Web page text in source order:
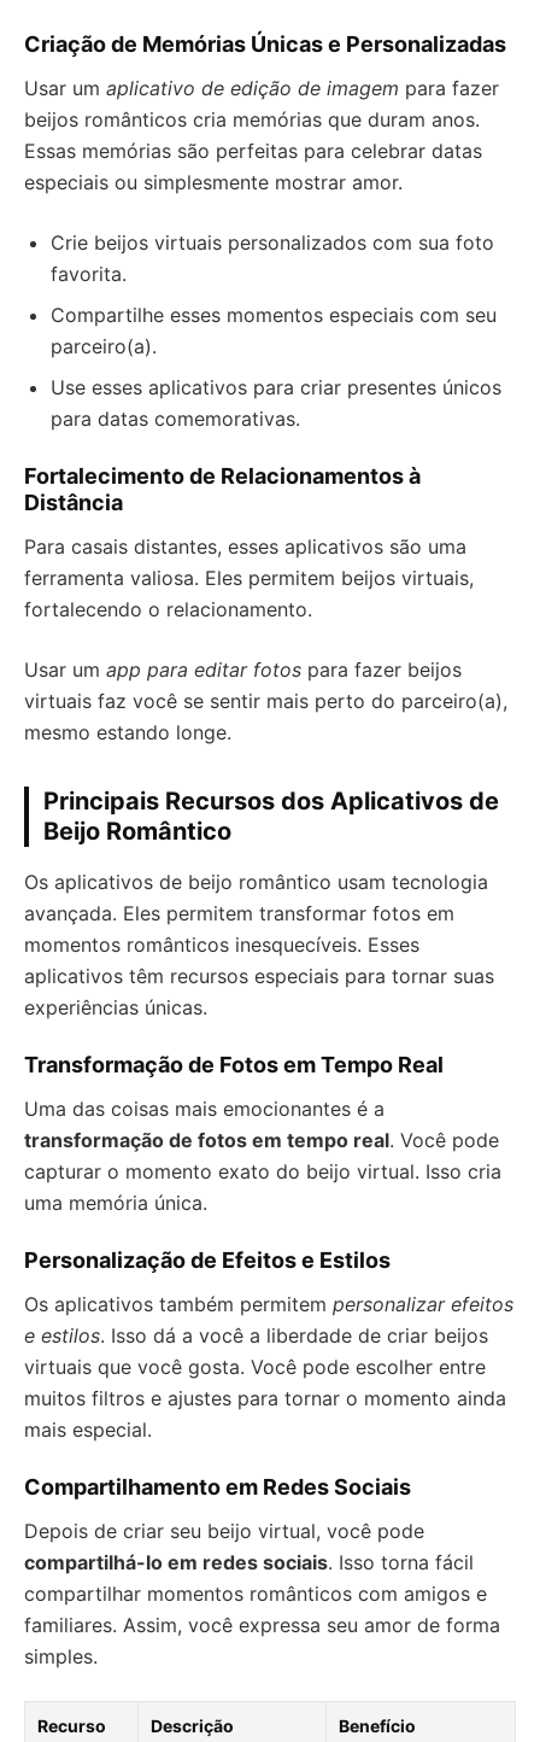
Criação de Memórias Únicas e Personalizadas
Usar um aplicativo de edição de imagem para fazer
beijos românticos cria memórias que duram anos.
Essas memórias são perfeitas para celebrar datas
especiais ou simplesmente mostrar amor.
Crie beijos virtuais personalizados com sua foto
favorita.
Compartilhe esses momentos especiais com seu
parceiro(a).
Use esses aplicativos para criar presentes únicos
para datas comemorativas.
Fortalecimento de Relacionamentos à
Distância
Para casais distantes, esses aplicativos são uma
ferramenta valiosa. Eles permitem beijos virtuais,
fortalecendo o relacionamento.
Usar um app para editar fotos para fazer beijos
virtuais faz você se sentir mais perto do parceiro(a),
mesmo estando longe.
Principais Recursos dos Aplicativos de
Beijo Romântico
Os aplicativos de beijo romântico usam tecnologia
avançada. Eles permitem transformar fotos em
momentos românticos inesquecíveis. Esses
aplicativos têm recursos especiais para tornar suas
experiências únicas.
Transformação de Fotos em Tempo Real
Uma das coisas mais emocionantes é a
transformação de fotos em tempo real. Você pode
capturar o momento exato do beijo virtual. Isso cria
uma memória única.
Personalização de Efeitos e Estilos
Os aplicativos também permitem personalizar efeitos
e estilos. Isso dá a você a liberdade de criar beijos
virtuais que você gosta. Você pode escolher entre
muitos filtros e ajustes para tornar o momento ainda
mais especial.
Compartilhamento em Redes Sociais
Depois de criar seu beijo virtual, você pode
compartilhá-lo em redes sociais. Isso torna fácil
compartilhar momentos românticos com amigos e
familiares. Assim, você expressa seu amor de forma
simples.
Recurso Descrição Benefício